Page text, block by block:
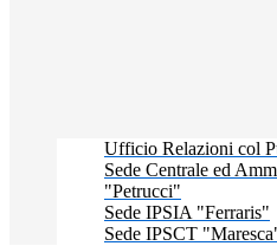
Ufficio Relazioni col
Sede Centrale ed
"Petrucci"
Sede IPSIA "Ferraris"
Sede IPSCT